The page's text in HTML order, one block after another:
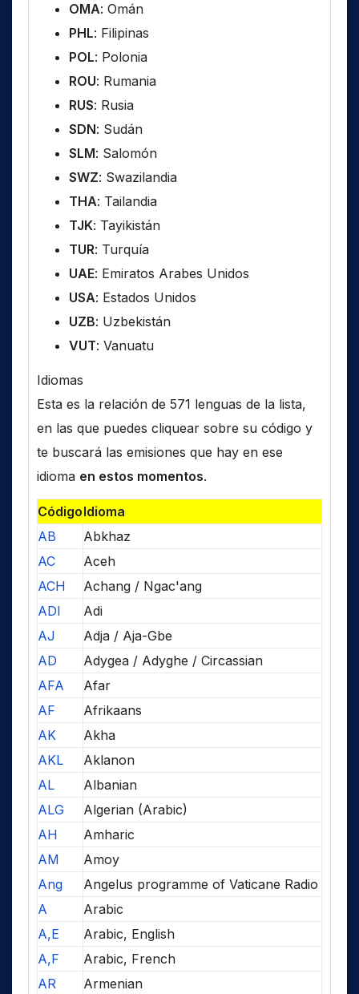
OMA: Omán
PHL: Filipinas
POL: Polonia
ROU: Rumania
RUS: Rusia
SDN: Sudán
SLM: Salomón
SWZ: Swazilandia
THA: Tailandia
TJK: Tayikistán
TUR: Turquía
UAE: Emiratos Arabes Unidos
USA: Estados Unidos
UZB: Uzbekistán
VUT: Vanuatu
Idiomas
Esta es la relación de 571 lenguas de la lista,
en las que puedes cliquear sobre su código y
te buscará las emisiones que hay en ese
idioma en estos momentos.
CódigoIdioma
AB
Abkhaz
AC
Aceh
ACH
Achang / Ngac'ang
ADI
Adi
AJ
Adja / Aja-Gbe
AD
Adygea / Adyghe / Circassian
AFA
Afar
AF
Afrikaans
AK
Akha
AKL
Aklanon
AL
Albanian
ALG
Algerian (Arabic)
AH
Amharic
AM
Amoy
Ang
Angelus programme of Vaticane Radio
A
Arabic
A,E
Arabic, English
A,F
Arabic, French
AR
Armenian